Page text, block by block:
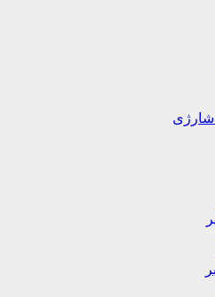
شارژی